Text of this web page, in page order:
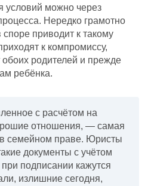
условий можно через
Нередко грамотно
приводит к такому
к компромиссу,
обоих родителей и прежде
ребёнка.
с расчётом на
отношения, — самая
семейном праве. Юристы
документы с учётом
подписании кажутся
излишние сегодня,